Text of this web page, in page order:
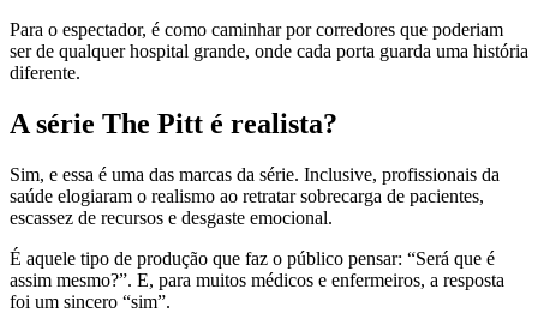
Para o espectador, é como caminhar por corredores que poderiam
ser de qualquer hospital grande, onde cada porta guarda uma história
diferente.
A série The Pitt é realista?
Sim, e essa é uma das marcas da série. Inclusive, profissionais da
saúde elogiaram o realismo ao retratar sobrecarga de pacientes,
escassez de recursos e desgaste emocional.
É aquele tipo de produção que faz o público pensar: “Será que é
assim mesmo?”. E, para muitos médicos e enfermeiros, a resposta
foi um sincero “sim”.